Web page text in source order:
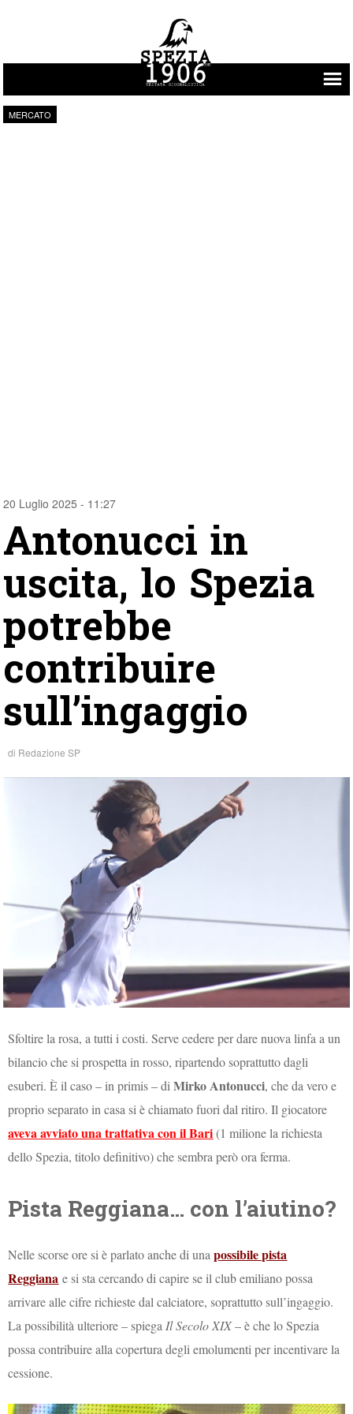
Vai al contenuto
MERCATO
20 Luglio 2025 - 11:27
Antonucci in
uscita, lo Spezia
potrebbe
contribuire
sull’ingaggio
di Redazione SP
Sfoltire la rosa, a tutti i costi. Serve cedere per dare nuova linfa a un
bilancio che si prospetta in rosso, ripartendo soprattutto dagli
esuberi. È il caso – in primis – diMirko Antonucci, che da vero e
proprio separato in casa si è chiamato fuori dal ritiro. Il giocatore
aveva avviato una trattativa con il Bari(1 milione la richiesta
dello Spezia, titolo definitivo) che sembra però ora ferma.
Pista Reggiana… con l’aiutino?
Nelle scorse ore si è parlato anche di unapossibile pista
Reggiana e si sta cercando di capire se il club emiliano possa
arrivare alle cifre richieste dal calciatore, soprattutto sull’ingaggio.
La possibilità ulteriore – spiega Il Secolo XIX– è che lo Spezia
possa contribuire alla copertura degli emolumenti per incentivare la
cessione.